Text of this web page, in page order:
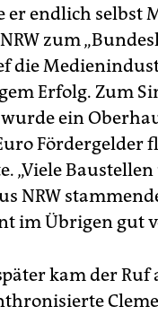
er endlich selbst
zum
die
Erfolg. Zum
ein
Fördergelder
„Viele
NRW
im Übrigen gut
kam der